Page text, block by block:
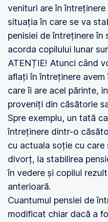
venituri are în
situația în care se va
penisiei de întreținere în
acorda copilului lunar
ATENȚIE! Atunci când
aflați în întreținere
care îi are acel părinte,
proveniți din căsătorie
Spre exemplu, un tată
întreținere dintr-o
cu actuala soție cu care
divorț, la stabilirea
în vedere și copilul
anterioară.
Cuantumul pensiei de
modificat chiar dacă a